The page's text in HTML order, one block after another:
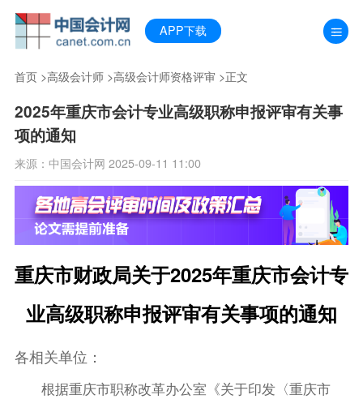
APP下载
首页>高级会计师>高级会计师资格评审 >正文
2025年重庆市会计专业高级职称申报评审有关事
项的通知
来源：中国会计网 2025-09-11 11:00
重庆市财政局关于2025年重庆市会计专
业高级职称申报评审有关事项的通知
各相关单位：
根据重庆市职称改革办公室《关于印发〈重庆市